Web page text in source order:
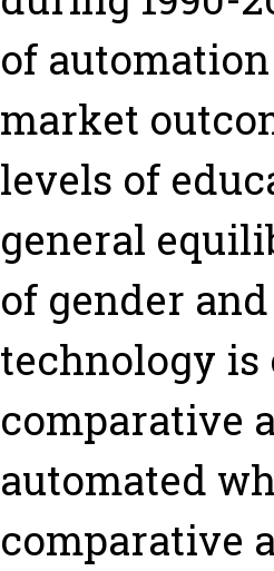
of
market
levels of
general
of gender
technology is
comparative
automated
comparative